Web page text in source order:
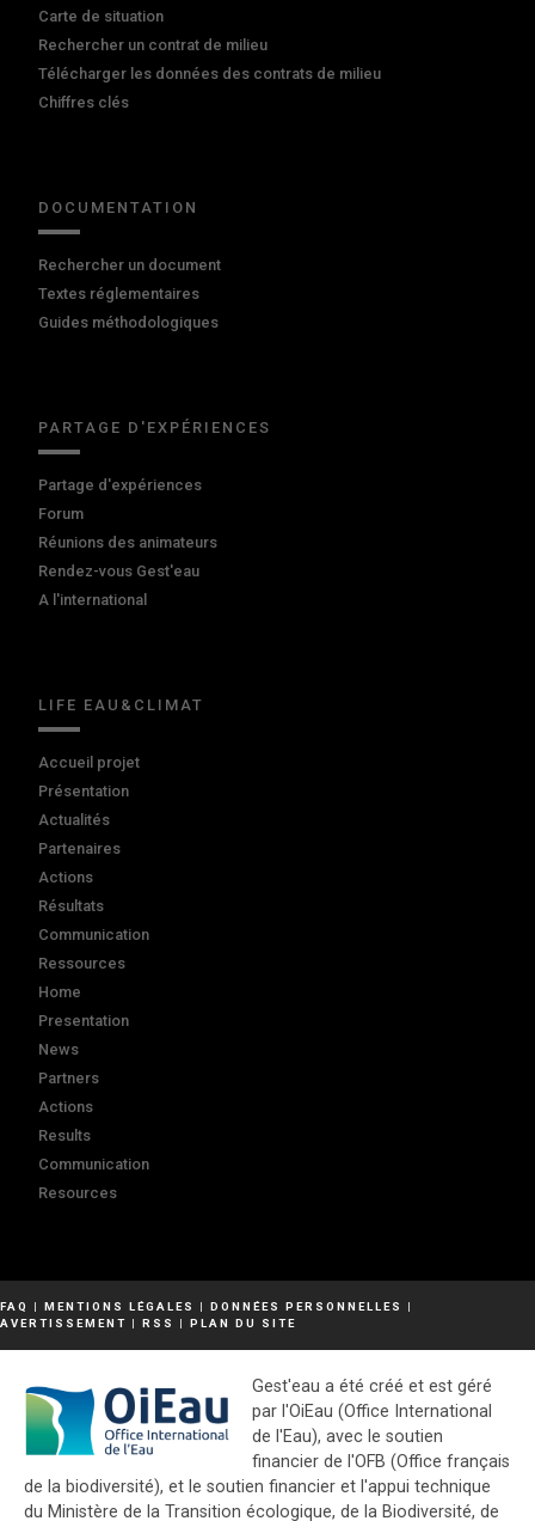
Carte de situation
Rechercher un contrat de milieu
Télécharger les données des contrats de milieu
Chiffres clés
DOCUMENTATION
Rechercher un document
Textes réglementaires
Guides méthodologiques
PARTAGE D'EXPÉRIENCES
Partage d'expériences
Forum
Réunions des animateurs
Rendez-vous Gest'eau
A l'international
LIFE EAU&CLIMAT
Accueil projet
Présentation
Actualités
Partenaires
Actions
Résultats
Communication
Ressources
Home
Presentation
News
Partners
Actions
Results
Communication
Resources
FAQ | MENTIONS LÉGALES | DONNÉES PERSONNELLES
|
AVERTISSEMENT | RSS | PLAN DU SITE
Gest'eau a été créé et est géré
par l'OiEau (Office International
de l'Eau), avec le soutien
financier de l'OFB (Office français
de la biodiversité), et le soutien financier et l'appui technique
du Ministère de la Transition écologique, de la Biodiversité, de